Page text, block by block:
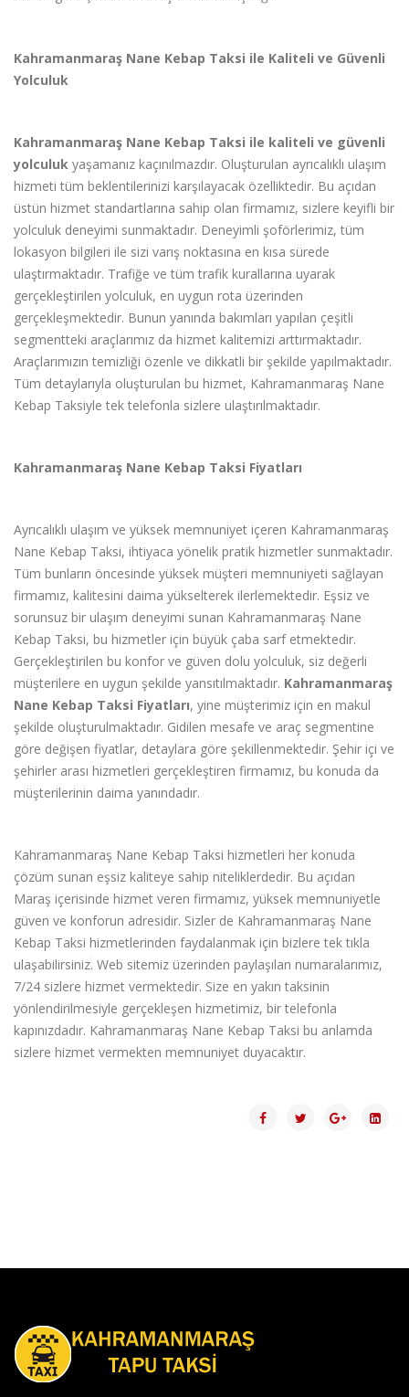
Kahramanmaraş Nane Kebap Taksi ile Kaliteli ve Güvenli
Yolculuk
Kahramanmaraş Nane Kebap Taksi ile kaliteli ve güvenli
yolculuk yaşamanız kaçınılmazdır. Oluşturulan ayrıcalıklı ulaşım
hizmeti tüm beklentilerinizi karşılayacak özelliktedir. Bu açıdan
üstün hizmet standartlarına sahip olan firmamız, sizlere keyifli bir
yolculuk deneyimi sunmaktadır. Deneyimli şoförlerimiz, tüm
lokasyon bilgileri ile sizi varış noktasına en kısa sürede
ulaştırmaktadır. Trafiğe ve tüm trafik kurallarına uyarak
gerçekleştirilen yolculuk, en uygun rota üzerinden
gerçekleşmektedir. Bunun yanında bakımları yapılan çeşitli
segmentteki araçlarımız da hizmet kalitemizi arttırmaktadır.
Araçlarımızın temizliği özenle ve dikkatli bir şekilde yapılmaktadır.
Tüm detaylarıyla oluşturulan bu hizmet, Kahramanmaraş Nane
Kebap Taksiyle tek telefonla sizlere ulaştırılmaktadır.
Kahramanmaraş Nane Kebap Taksi Fiyatları
Ayrıcalıklı ulaşım ve yüksek memnuniyet içeren Kahramanmaraş
Nane Kebap Taksi, ihtiyaca yönelik pratik hizmetler sunmaktadır.
Tüm bunların öncesinde yüksek müşteri memnuniyeti sağlayan
firmamız, kalitesini daima yükselterek ilerlemektedir. Eşsiz ve
sorunsuz bir ulaşım deneyimi sunan Kahramanmaraş Nane
Kebap Taksi, bu hizmetler için büyük çaba sarf etmektedir.
Gerçekleştirilen bu konfor ve güven dolu yolculuk, siz değerli
müşterilere en uygun şekilde yansıtılmaktadır. Kahramanmaraş
Nane Kebap Taksi Fiyatları, yine müşterimiz için en makul
şekilde oluşturulmaktadır. Gidilen mesafe ve araç segmentine
göre değişen fiyatlar, detaylara göre şekillenmektedir. Şehir içi ve
şehirler arası hizmetleri gerçekleştiren firmamız, bu konuda da
müşterilerinin daima yanındadır.
Kahramanmaraş Nane Kebap Taksi hizmetleri her konuda
çözüm sunan eşsiz kaliteye sahip niteliklerdedir. Bu açıdan
Maraş içerisinde hizmet veren firmamız, yüksek memnuniyetle
güven ve konforun adresidir. Sizler de Kahramanmaraş Nane
Kebap Taksi hizmetlerinden faydalanmak için bizlere tek tıkla
ulaşabilirsiniz. Web sitemiz üzerinden paylaşılan numaralarımız,
7/24 sizlere hizmet vermektedir. Size en yakın taksinin
yönlendirilmesiyle gerçekleşen hizmetimiz, bir telefonla
kapınızdadır. Kahramanmaraş Nane Kebap Taksi bu anlamda
sizlere hizmet vermekten memnuniyet duyacaktır.